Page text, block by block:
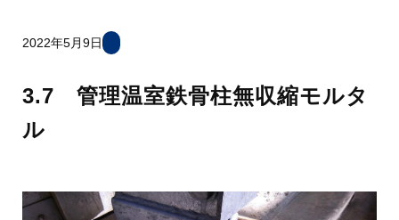
2022年5月9日
3.7 管理温室鉄骨柱無収縮モルタ
ル